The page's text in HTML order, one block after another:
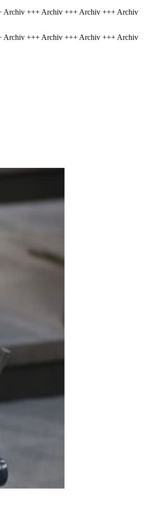
+++ Archiv +++ Archiv +++ Archiv
+++ Archiv +++ Archiv +++ Archiv